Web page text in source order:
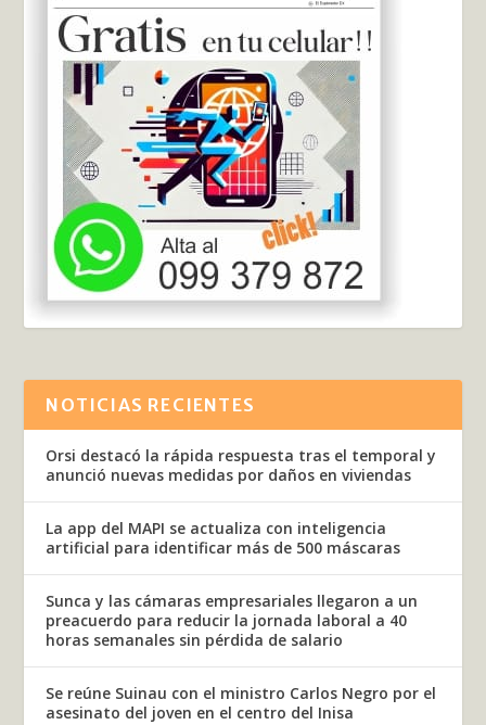
NOTICIAS RECIENTES
Orsi destacó la rápida respuesta tras el temporal y
anunció nuevas medidas por daños en viviendas
La app del MAPI se actualiza con inteligencia
artificial para identificar más de 500 máscaras
Sunca y las cámaras empresariales llegaron a un
preacuerdo para reducir la jornada laboral a 40
horas semanales sin pérdida de salario
Se reúne Suinau con el ministro Carlos Negro por el
asesinato del joven en el centro del Inisa